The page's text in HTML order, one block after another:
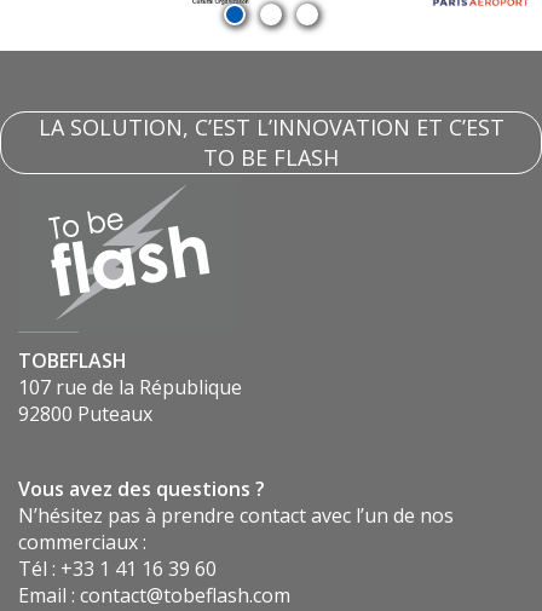
LA SOLUTION, C’EST L’INNOVATION ET C’EST
TO BE FLASH
TOBEFLASH
107 rue de la République
92800 Puteaux
Vous avez des questions ?
N’hésitez pas à prendre contact avec l’un de nos
commerciaux :
Tél : +33 1 41 16 39 60
Email : contact@tobeflash.com